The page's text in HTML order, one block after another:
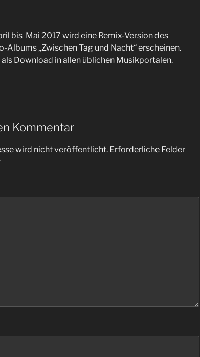
bis Mai 2017 wird eine Remix-Version des
Albums „Zwischen Tag und Nacht“ erscheinen.
als Download in allen üblichen Musikportalen.
Kommentar
wird nicht veröffentlicht. Erforderliche Felder